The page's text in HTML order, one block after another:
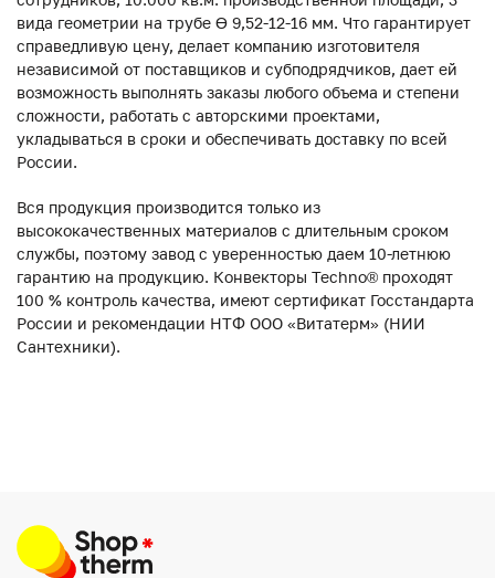
вида геометрии на трубе ϴ 9,52-12-16 мм. Что гарантирует
справедливую цену, делает компанию изготовителя
независимой от поставщиков и субподрядчиков, дает ей
возможность выполнять заказы любого объема и степени
сложности, работать с авторскими проектами,
укладываться в сроки и обеспечивать доставку по всей
России.
Вся продукция производится только из
высококачественных материалов с длительным сроком
службы, поэтому завод с уверенностью даем 10-летнюю
гарантию на продукцию. Конвекторы Techno® проходят
100 % контроль качества, имеют сертификат Госстандарта
России и рекомендации НТФ ООО «Витатерм» (НИИ
Сантехники).